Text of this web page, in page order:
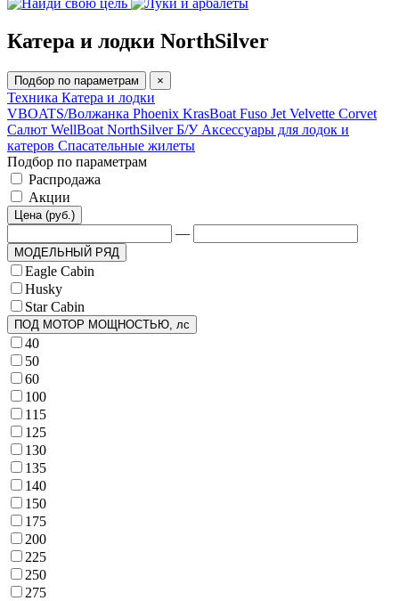
Катера и лодки NorthSilver
Подбор по параметрам ×
Техника Катера и лодки
VBOATS/Волжанка Phoenix KrasBoat Fuso Jet Velvette Corvet
Салют WellBoat NorthSilverБ/У Аксессуары для лодок и
катеров Спасательные жилеты
Подбор по параметрам
Распродажа
Акции
Цена (руб.)
—
МОДЕЛЬНЫЙ РЯД
Eagle Cabin
Husky
Star Cabin
ПОД МОТОР МОЩНОСТЬЮ, лс
40
50
60
100
115
125
130
135
140
150
175
200
225
250
275